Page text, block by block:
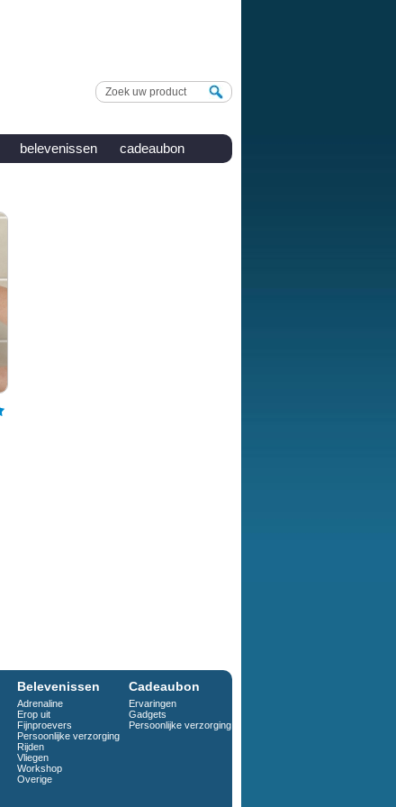
belevenissen cadeaubon
Belevenissen
Adrenaline
Erop uit
Fijnproevers
Persoonlijke verzorging
Rijden
Vliegen
Workshop
Overige
Cadeaubon
Ervaringen
Gadgets
Persoonlijke verzorging